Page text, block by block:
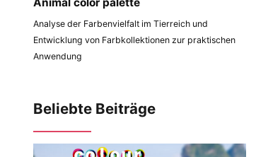
Analyse der Farbenvielfalt im Tierreich und
Entwicklung von Farbkollektionen zur praktischen
Anwendung
Beliebte Beiträge